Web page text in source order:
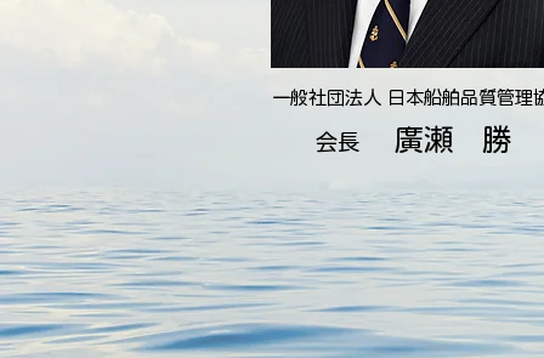
一般社団法人 日本船舶品質管理
会長 廣瀬 勝